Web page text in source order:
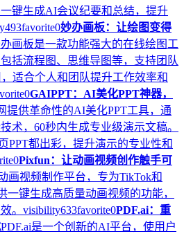
键生成AI会议纪要和总结，提升
493favorite0妙办画板：让绘图变得
画板是一款功能强大的在线绘图工
括流程图、思维导图等，支持团队
适合个人和团队提升工作效率和
0GAIPPT：AI美化PPT神器，
提供革命性的AI美化PPT工具，通
术，60秒内生成专业级演示文稿。
PPT都出彩，提升演示的专业性和
0Pixfun：让动画视频创作触手可
画视频制作平台，专为TikTok和
一键生成高质量动画视频的功能，
。 visibility633favorite0PDF.ai：重
PDF.ai是一个创新的AI平台，使用户